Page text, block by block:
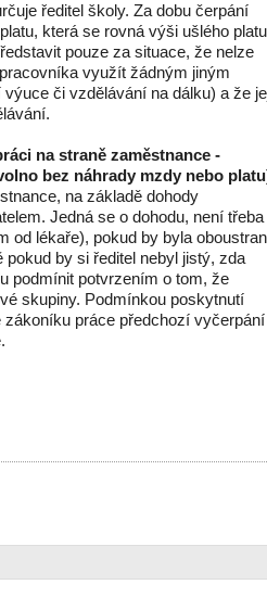
ředitel školy. Za dobu čerpání
která se rovná výši ušlého
pouze za situace, že nelze
využít žádným jiným
či vzdělávání na dálku) a že
na straně zaměstnance -
bez náhrady mzdy nebo
na základě dohody
Jedná se o dohodu, není třeba
od lékaře), pokud by byla
by si ředitel nebyl jistý, zda
podmínit potvrzením o tom, že
skupiny. Podmínkou poskytnutí
zákoníku práce předchozí vyčerpání